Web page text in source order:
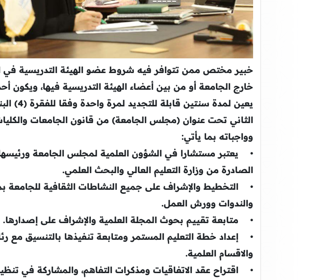
خبير مختص ممن تتوافر فيه شروط عضو الهيئة التدريسية في
خارج الجامعة أو من بين أعضاء الهيئة التدريسية فيها، ويكون
الثاني تحت عنوان (مجلس الجامعة) من قانون الجامعات
وواجباته بما يأتي:
• يعتبر مستشارا في الشؤون العلمية لمجلس الجامعة ورئيسها
الصادرة من وزارة التعليم العالي والبحث العلمي.
• التخطيط والإشراف على جميع النشاطات الثقافية للجامعة
والندوات وورش العمل.
• متابعة تقييم بحوث المجلة العلمية والإشراف على إصدارها.
• إعداد خطة التعليم المستمر ومتابعة تنفيذها بالتنسيق مع
والاقسام العلمية.
• اقتراح عقد الاتفاقيات ومذكرات التفاهم، والمشاركة في